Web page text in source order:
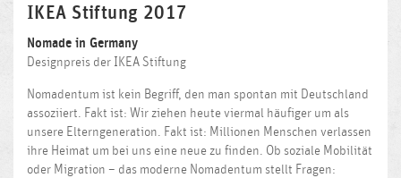
IKEA Stiftung 2017
Nomade in Germany
Designpreis der IKEA Stiftung
Nomadentum ist kein Begriff, den man spontan mit Deutschland
assoziiert. Fakt ist: Wir ziehen heute viermal häufiger um als
unsere Elterngeneration. Fakt ist: Millionen Menschen verlassen
ihre Heimat um bei uns eine neue zu finden. Ob soziale Mobilität
oder Migration – das moderne Nomadentum stellt Fragen: